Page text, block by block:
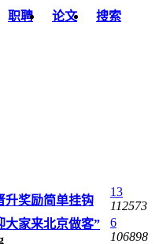
职聘 论文 搜索
升奖励简单挂钩
13
112573
大家来北京做客”
6
106898